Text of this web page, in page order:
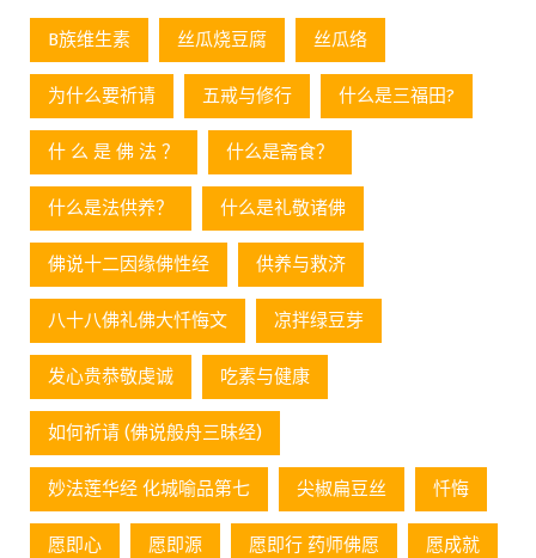
B族维生素 丝瓜烧豆腐 丝瓜络
为什么要祈请 五戒与修行 什么是三福田?
什 么 是 佛 法 ？ 什么是斋食？
什么是法供养？ 什么是礼敬诸佛
佛说十二因缘佛性经 供养与救济
八十八佛礼佛大忏悔文 凉拌绿豆芽
发心贵恭敬虔诚 吃素与健康
如何祈请 (佛说般舟三昧经)
妙法莲华经 化城喻品第七 尖椒扁豆丝 忏悔
愿即心 愿即源 愿即行 药师佛愿 愿成就